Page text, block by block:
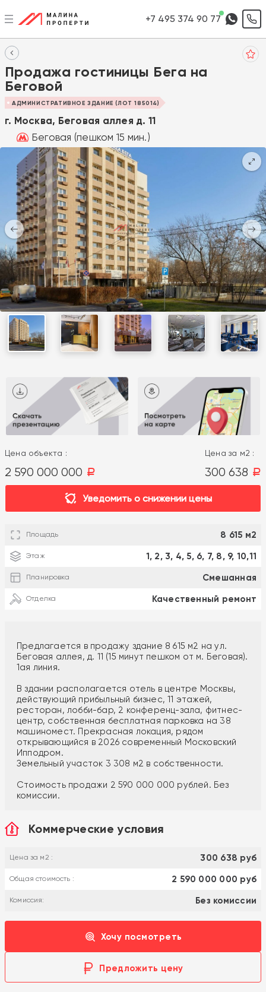
+7 495 374 90 77
Продажа гостиницы Бега на
Беговой
АДМИНИСТРАТИВНОЕ ЗДАНИЕ (ЛОТ 185014)
г. Москва, Беговая аллея д. 11
Беговая (пешком 15 мин.)
Цена объекта :
2 590 000 000 a
Цена за м2 :
300 638 a
Уведомить о снижении цены
Площадь 8 615 м2
Этаж 1, 2, 3, 4, 5, 6, 7, 8, 9, 10,11
Планировка Смешанная
Отделка Качественный ремонт
Предлагается в продажу здание 8 615 м2 на ул.
Беговая аллея, д. 11 (15 минут пешком от м. Беговая).
1ая линия.
В здании располагается отель в центре Москвы,
действующий прибыльный бизнес, 11 этажей,
ресторан, лобби-бар, 2 конференц-зала, фитнес-
центр, собственная бесплатная парковка на 38
машиномест. Прекрасная локация, рядом
открывающийся в 2026 современный Московский
Ипподром.
Земельный участок 3 308 м2 в собственности.
Стоимость продажи 2 590 000 000 рублей. Без
комиссии.
Коммерческие условия
Цена за м2 : 300 638 руб
Общая стоимость : 2 590 000 000 руб
Комиссия: Без комиссии
Хочу посмотреть
Предложить цену